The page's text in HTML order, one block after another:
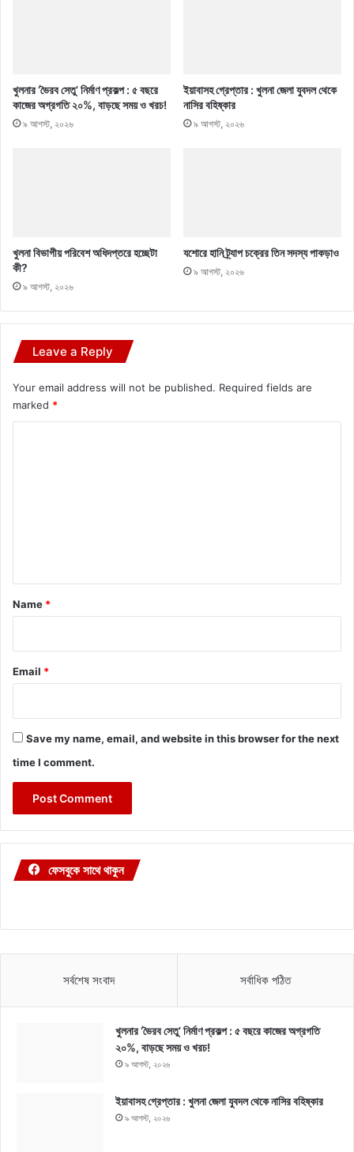
খুলনার ‘ভৈরব সেতু’ নির্মাণ প্রকল্প : ৫ বছরে
কাজের অগ্রগতি ২০%, বাড়ছে সময় ও খরচ!
৯ আগস্ট, ২০২৬
ইয়াবাসহ গ্রেপ্তার : খুলনা জেলা যুবদল থেকে
নাসির বহিষ্কার
৯ আগস্ট, ২০২৬
খুলনা বিভাগীয় পরিবেশ অধিদপ্তরে হচ্ছেটা
কী?
৯ আগস্ট, ২০২৬
যশোরে হানি ট্র্যাপ চক্রের তিন সদস্য পাকড়াও
৯ আগস্ট, ২০২৬
Leave a Reply
Your email address will not be published. Required fields are
marked *
*
Name *
Email *
Save my name, email, and website in this browser for the next
time I comment.
ফেসবুকে সাথে থাকুন
সর্বশেষ সংবাদ সর্বাধিক পঠিত
খুলনার ‘ভৈরব সেতু’ নির্মাণ প্রকল্প : ৫ বছরে কাজের অগ্রগতি
২০%, বাড়ছে সময় ও খরচ!
৯ আগস্ট, ২০২৬
ইয়াবাসহ গ্রেপ্তার : খুলনা জেলা যুবদল থেকে নাসির বহিষ্কার
৯ আগস্ট, ২০২৬